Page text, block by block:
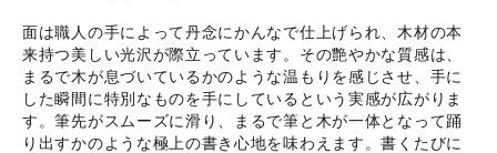
ご利用ガイド
お問い合わせ
面は職人の手によって丹念にかんなで仕上げられ、木材の本
来持つ美しい光沢が際立っています。その艶やかな質感は、
まるで木が息づいているかのような温もりを感じさせ、手に
した瞬間に特別なものを手にしているという実感が広がりま
す。筆先がスムーズに滑り、まるで筆と木が一体となって踊
り出すかのような極上の書き心地を味わえます。書くたびに